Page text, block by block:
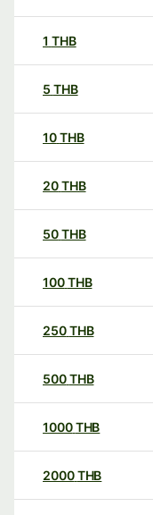
1 THB
5 THB
10THB
20THB
50THB
100THB
250THB
500THB
1000THB
2000THB